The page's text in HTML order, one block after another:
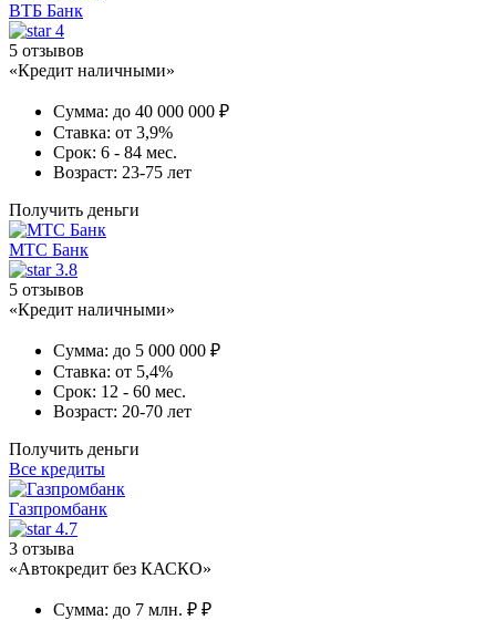
ВТБ Банк
4
5 отзывов
«Кредит наличными»
Сумма: до 40 000 000 ₽
Ставка: от 3,9%
Срок: 6 - 84 мес.
Возраст: 23-75 лет
Получить деньги
МТС Банк
3.8
5 отзывов
«Кредит наличными»
Сумма: до 5 000 000 ₽
Ставка: от 5,4%
Срок: 12 - 60 мес.
Возраст: 20-70 лет
Получить деньги
Все кредиты
Газпромбанк
4.7
3 отзыва
«Автокредит без КАСКО»
Сумма: до 7 млн. ₽ ₽